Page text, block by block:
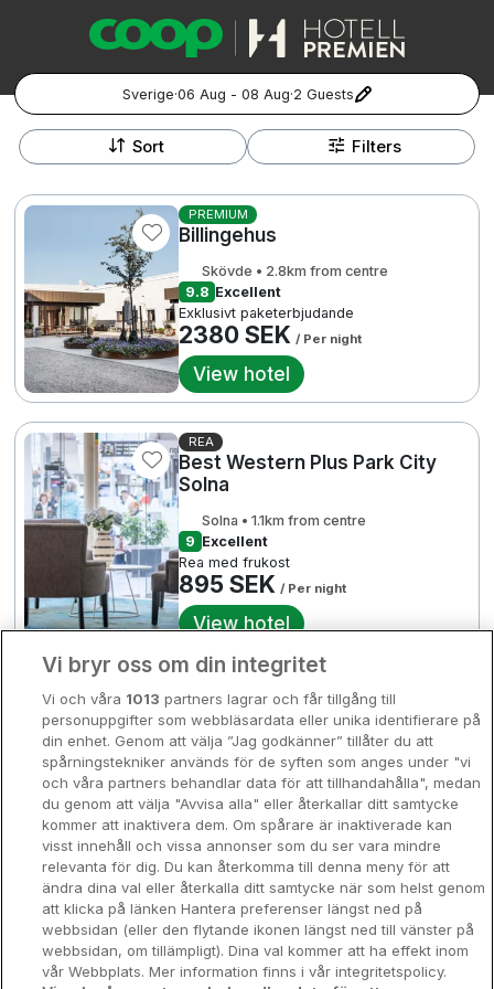
Sverige·06 Aug - 08 Aug·2 Guests
Popular Destinations:
Stockholm
Göteborg
Malmö
Hela Norge
Oslo
Bergen
Hela Danmark
Sort Filters
1328 SEK
2
3190 SEK
9
1033 SEK
6
2435 SEK
1093 SEK
2380 SEK
4
3
12
+
−
PREMIUM
Billingehus
Skövde • 2.8km from centre
9.8 Excellent
Exklusivt paketerbjudande
2380 SEK / Per night
View hotel
REA
Best Western Plus Park City
Solna
Solna • 1.1km from centre
9 Excellent
Rea med frukost
895 SEK / Per night
View hotel
The Dock
Södertälje • 1.4km from centre
8.8 Excellent
☕ Med frukost
1095 SEK / Per night
View hotel
Johannesbergs Slott
Uppsala • 33.6km from centre
8.8 Excellent
Kontakta ossVanliga frågor
Gift VouchersCoop.seManage Preferences
Registrera ditt hotellCookie policy & Integritetspolicy
Hotellweekend
Familjerum
Europa
Premiumhotell
Kompisweekend
Storstadsweekend
Hotellrum under 995 kr
Spahotell
Sydsverige
Om Hotellpremien
Nya hotell
Stadsweekend
Vi bryr oss om din integritet
Vi och våra 1013 partners lagrar och får tillgång till
personuppgifter som webbläsardata eller unika identifierare på
din enhet. Genom att välja ”Jag godkänner” tillåter du att
spårningstekniker används för de syften som anges under "vi
och våra partners behandlar data för att tillhandahålla", medan
du genom att välja "Avvisa alla" eller återkallar ditt samtycke
kommer att inaktivera dem. Om spårare är inaktiverade kan
visst innehåll och vissa annonser som du ser vara mindre
relevanta för dig. Du kan återkomma till denna meny för att
ändra dina val eller återkalla ditt samtycke när som helst genom
att klicka på länken Hantera preferenser längst ned på
webbsidan (eller den flytande ikonen längst ned till vänster på
webbsidan, om tillämpligt). Dina val kommer att ha effekt inom
vår Webbplats. Mer information finns i vår integritetspolicy.